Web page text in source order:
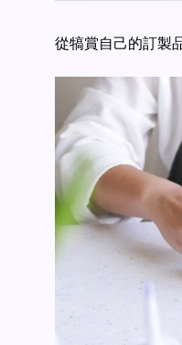
從犒賞自己的訂製